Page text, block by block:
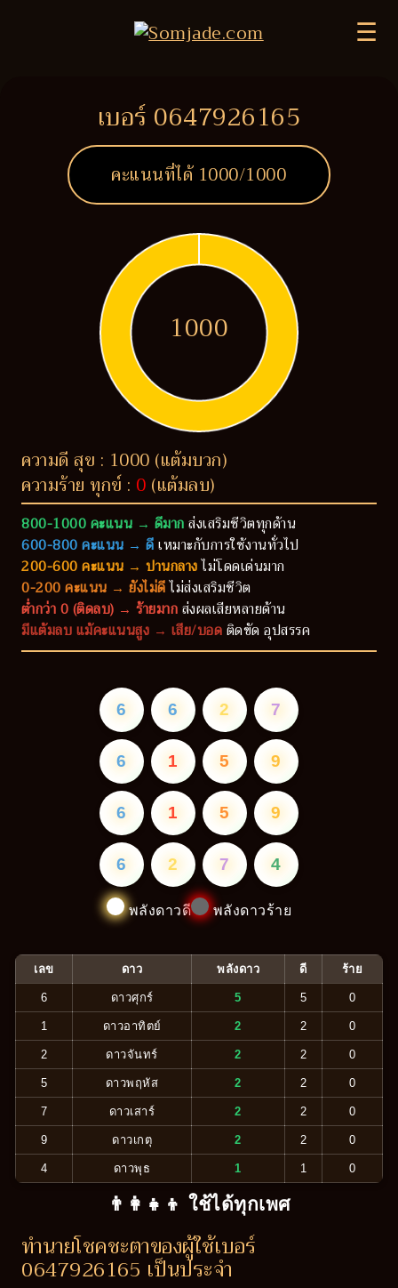
☰
เบอร์ 0647926165
คะแนนที่ได้ 1000/1000
1000
ความดี สุข : 1000 (แต้มบวก)
ความร้าย ทุกข์ : 0 (แต้มลบ)
800-1000 คะแนน → ดีมากส่งเสริมชีวิตทุกด้าน
600-800 คะแนน → ดีเหมาะกับการใช้งานทั่วไป
200-600 คะแนน → ปานกลางไม่โดดเด่นมาก
0-200 คะแนน → ยังไม่ดีไม่ส่งเสริมชีวิต
ต่ำกว่า 0 (ติดลบ) → ร้ายมากส่งผลเสียหลายด้าน
มีแต้มลบ แม้คะแนนสูง → เสีย/บอดติดขัด อุปสรรค
6 6 2 7
6 1 5 9
6 1 5 9
6 2 7 4
พลังดาวดี พลังดาวร้าย
เลข ดาว พลังดาว ดี ร้าย
6 ดาวศุกร์ 5 5 0
1 ดาวอาทิตย์ 2 2 0
2 ดาวจันทร์ 2 2 0
5 ดาวพฤหัส 2 2 0
7 ดาวเสาร์ 2 2 0
9 ดาวเกตุ 2 2 0
4 ดาวพุธ 1 1 0
👨‍👩‍👧‍👦 ใช้ได้ทุกเพศ
ทำนายโชคชะตาของผู้ใช้เบอร์
0647926165 เป็นประจำ